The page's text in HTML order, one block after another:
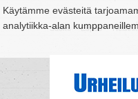
Käytämme evästeitä
analytiikka-alan
Suomi Espoo Helsinki